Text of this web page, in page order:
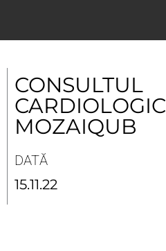
content
CONSULTUL
MOZAIQUB
DATĂ
15.11.22